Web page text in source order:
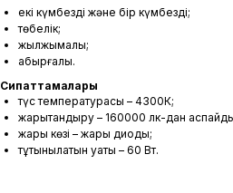
екі күмбезді және бір күмбезді;
төбелік;
жылжымалы;
қабырғалық.
Сипаттамалары
түс температурасы – 4300К;
жарықтандыру – 160000 лк-дан
жарық көзі – жарық диоды;
тұтынылатын қуаты – 60 Вт.